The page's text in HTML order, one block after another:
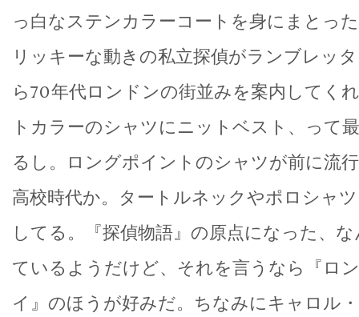
っ白なステンカラーコートを身にまとっ
リッキーな動きの私立探偵がランブレッ
ら70年代ロンドンの街並みを案内してく
トカラーのシャツにニットベスト、って
るし。ロングポイントのシャツが前に流
高校時代か。タートルネックやポロシャ
してる。『探偵物語』の原点になった、
ているようだけど、それを言うなら『ロ
イ』のほうが好みだ。ちなみにキャロル